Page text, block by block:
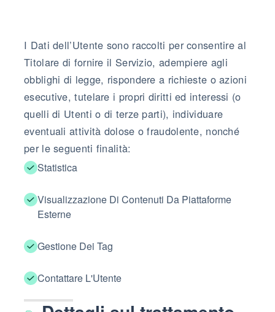
I Dati dell’Utente sono raccolti per consentire al
Titolare di fornire il Servizio, adempiere agli
obblighi di legge, rispondere a richieste o azioni
esecutive, tutelare i propri diritti ed interessi (o
quelli di Utenti o di terze parti), individuare
eventuali attività dolose o fraudolente, nonché
per le seguenti finalità:
Statistica
Visualizzazione Di Contenuti Da Piattaforme
Esterne
Gestione Dei Tag
Contattare L'Utente